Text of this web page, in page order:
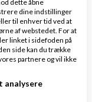
dette åbne
dine indstillinger
til enhver tid ved at
af webstedet. For at
linket i sidefoden på
side kan du trække
partnere og vil ikke
analysere